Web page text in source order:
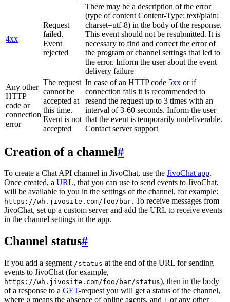
4xx
Request
failed.
Event
rejected
There may be a description of the error
(type of content Content-Type: text/plain;
charset=utf-8) in the body of the response.
This event should not be resubmitted. It is
necessary to find and correct the error of
the program or channel settings that led to
the error. Inform the user about the event
delivery failure
Any other
HTTP
code or
connection
error
The request
cannot be
accepted at
this time.
Event is not
accepted
In case of an HTTP code 5xx or if
connection fails it is recommended to
resend the request up to 3 times with an
interval of 3-60 seconds. Inform the user
that the event is temporarily undeliverable.
Contact server support
Creation of a channel#
To create a Chat API channel in JivoChat, use the JivoChat app.
Once created, a URL, that you can use to send events to JivoChat,
will be available to you in the settings of the channel, for example:
https://wh.jivosite.com/foo/bar. To receive messages from
JivoChat, set up a custom server and add the URL to receive events
in the channel settings in the app.
Channel status#
If you add a segment /status at the end of the URL for sending
events to JivoChat (for example,
https://wh.jivosite.com/foo/bar/status), then in the body
of a response to a GET-request you will get a status of the channel,
where 0 means the absence of online agents, and 1 or any other